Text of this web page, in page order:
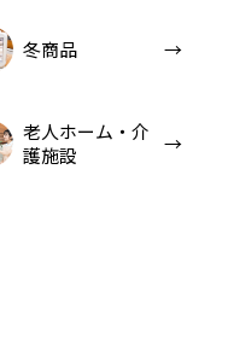
冬商品
老人ホーム・介
護施設